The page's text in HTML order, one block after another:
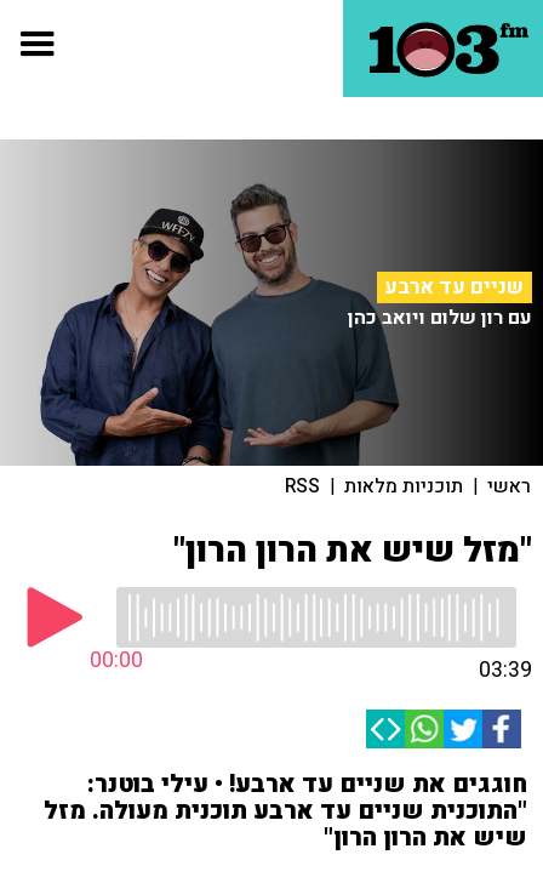
שניים עד ארבע
עם רון שלום ויואב כהן
ראשי | תוכניות מלאות |
RSS
"מזל שיש את הרון הרון"
00:00 03:39
חוגגים את שניים עד ארבע! • עילי בוטנר:
"התוכנית שניים עד ארבע תוכנית מעולה. מזל
שיש את הרון הרון"